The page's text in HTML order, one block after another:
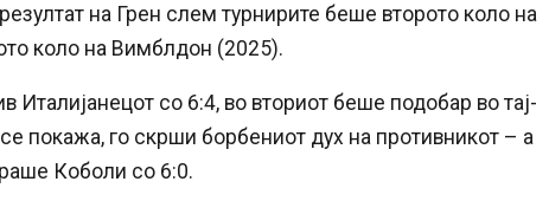
на Грен слем турнирите беше второто коло на
коло на Вимблдон (2025).
Италијанецот со 6:4, во вториот беше подобар во тај-
покажа, го скрши борбениот дух на противникот – а
Коболи со 6:0.